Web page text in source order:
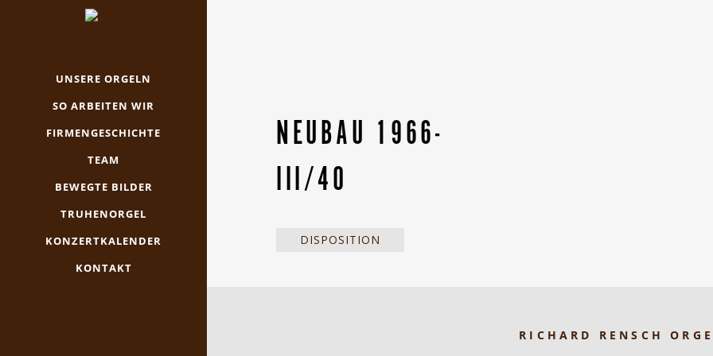
UNSERE ORGELN
SO ARBEITEN WIR
FIRMENGESCHICHTE
TEAM
BEWEGTE BILDER
TRUHENORGEL
KONZERTKALENDER
KONTAKT
NEUBAU 1966-
III/40
DISPOSITION
RICHARD RENSCH